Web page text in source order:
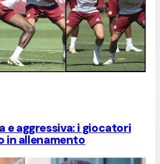
e aggressiva: i giocatori
in allenamento